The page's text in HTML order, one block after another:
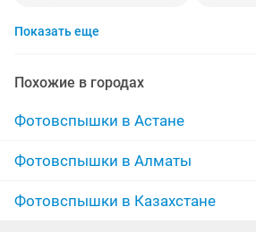
синтезатор
ipad 1 авторадио отдам
аккумуляторы iphone 12 айфон
телефон айфон 10 телефон samsung
Показать еще
Похожие в городах
Фотовспышки в Астане
Фотовспышки в Алматы
Фотовспышки в Казахстане